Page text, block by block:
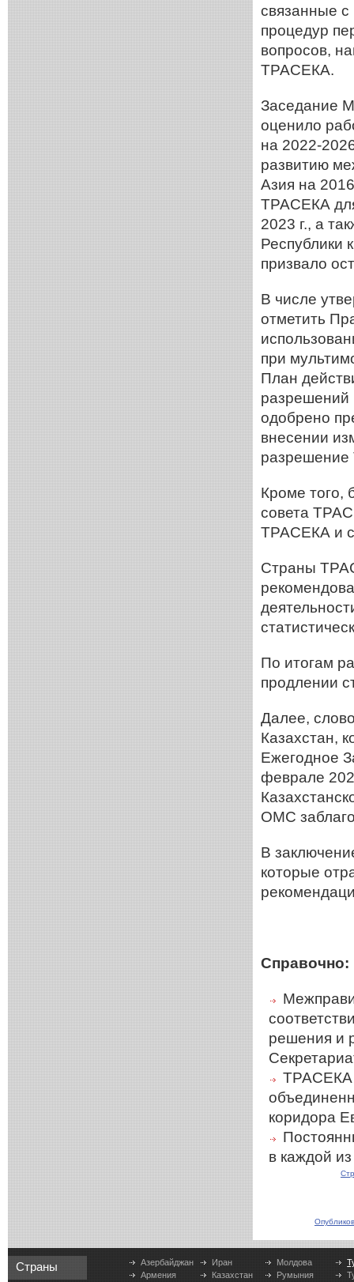
связанные
процедур
вопросов,
ТРАСЕКА.
Заседание
оценило
на 2022-
развитию
Азия на
ТРАСЕКА
2023 г., а
Республики
призвало
В числе
отметить
при
План
разрешений
одобрено
внесении
разрешение
Кроме того,
совета
ТРАСЕКА и
Страны
По итогам
продлении
Далее,
Казахстан,
Ежегодное
феврале
ОМС
В
которые
Справочно:
решения и
ТРАСЕКА
коридора
в каждой
Страны
Азербайджан
Армения
Иран
Казахстан
Молдова
Румыния